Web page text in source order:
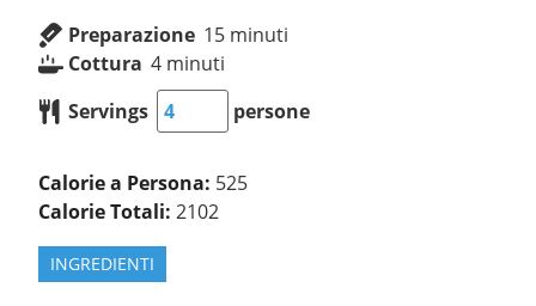
Preparazione 15 minuti
Cottura 4 minuti
Servings
persone
Calorie a Persona: 525
Calorie Totali:2102
INGREDIENTI